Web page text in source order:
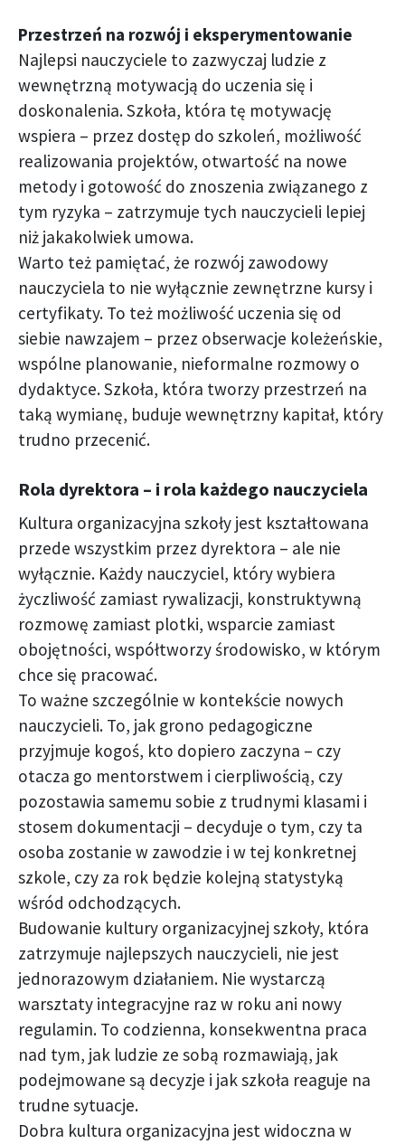
Przestrzeń na rozwój i eksperymentowanie
Najlepsi nauczyciele to zazwyczaj ludzie z
wewnętrzną motywacją do uczenia się i
doskonalenia. Szkoła, która tę motywację
wspiera – przez dostęp do szkoleń, możliwość
realizowania projektów, otwartość na nowe
metody i gotowość do znoszenia związanego z
tym ryzyka – zatrzymuje tych nauczycieli lepiej
niż jakakolwiek umowa.
Warto też pamiętać, że rozwój zawodowy
nauczyciela to nie wyłącznie zewnętrzne kursy i
certyfikaty. To też możliwość uczenia się od
siebie nawzajem – przez obserwacje koleżeńskie,
wspólne planowanie, nieformalne rozmowy o
dydaktyce. Szkoła, która tworzy przestrzeń na
taką wymianę, buduje wewnętrzny kapitał, który
trudno przecenić.
Rola dyrektora – i rola każdego nauczyciela
Kultura organizacyjna szkoły jest kształtowana
przede wszystkim przez dyrektora – ale nie
wyłącznie. Każdy nauczyciel, który wybiera
życzliwość zamiast rywalizacji, konstruktywną
rozmowę zamiast plotki, wsparcie zamiast
obojętności, współtworzy środowisko, w którym
chce się pracować.
To ważne szczególnie w kontekście nowych
nauczycieli. To, jak grono pedagogiczne
przyjmuje kogoś, kto dopiero zaczyna – czy
otacza go mentorstwem i cierpliwością, czy
pozostawia samemu sobie z trudnymi klasami i
stosem dokumentacji – decyduje o tym, czy ta
osoba zostanie w zawodzie i w tej konkretnej
szkole, czy za rok będzie kolejną statystyką
wśród odchodzących.
Budowanie kultury organizacyjnej szkoły, która
zatrzymuje najlepszych nauczycieli, nie jest
jednorazowym działaniem. Nie wystarczą
warsztaty integracyjne raz w roku ani nowy
regulamin. To codzienna, konsekwentna praca
nad tym, jak ludzie ze sobą rozmawiają, jak
podejmowane są decyzje i jak szkoła reaguje na
trudne sytuacje.
Dobra kultura organizacyjna jest widoczna w